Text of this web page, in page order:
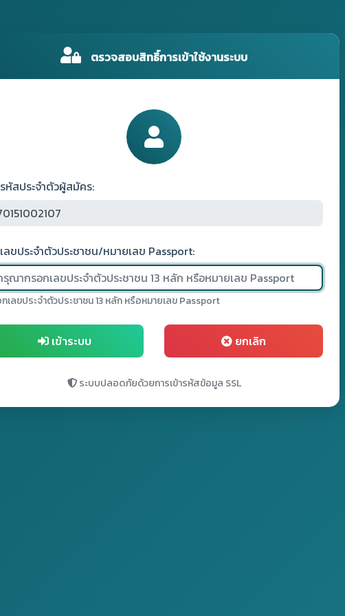
ตรวจสอบสิทธิ์การเข้าใช้งานระบบ
หัสประจำตัวผู้สมัคร:
ลขประจำตัวประชาชน/หมายเลข Passport:
เลขประจำตัวประชาชน 13 หลัก หรือหมายเลข Passport
เข้าระบบ ยกเลิก
ระบบปลอดภัยด้วยการเข้ารหัสข้อมูล SSL